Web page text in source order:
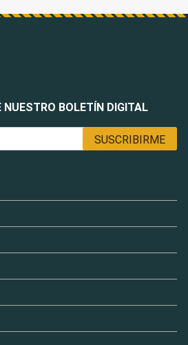
NUESTRO BOLETÍN DIGITAL